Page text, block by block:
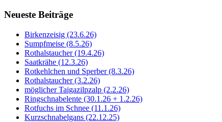
Neueste Beiträge
Birkenzeisig (23.6.26)
Sumpfmeise (8.5.26)
Rothalstaucher (19.4.26)
Saatkrähe (12.3.26)
Rotkehlchen und Sperber (8.3.26)
Rothalstaucher (3.2.26)
möglicher Taigazilpzalp (2.2.26)
Ringschnabelente (30.1.26 + 1.2.26)
Rotfuchs im Schnee (11.1.26)
Kurzschnabelgans (22.12.25)